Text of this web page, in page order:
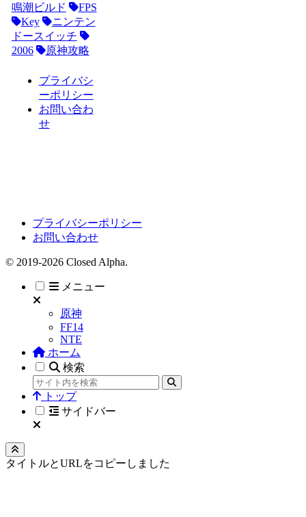
鳴潮ビルド
FPS
Key
ニンテン
ドースイッチ
2006
原神攻略
プライバシ
ーポリシー
お問い合わ
せ
プライバシーポリシー
お問い合わせ
© 2019-2026 Closed Alpha.
メニュー
原神
FF14
NTE
ホーム
検索
トップ
サイドバー
タイトルとURLをコピーしました